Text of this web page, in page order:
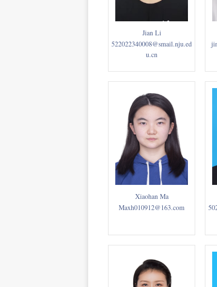
Jian Li
522022340008@smail.nju.ed
u.cn
Xiaohan Ma
Maxh010912@163.com